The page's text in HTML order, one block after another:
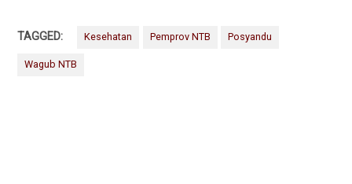
TAGGED: Kesehatan Pemprov NTB Posyandu
Wagub NTB